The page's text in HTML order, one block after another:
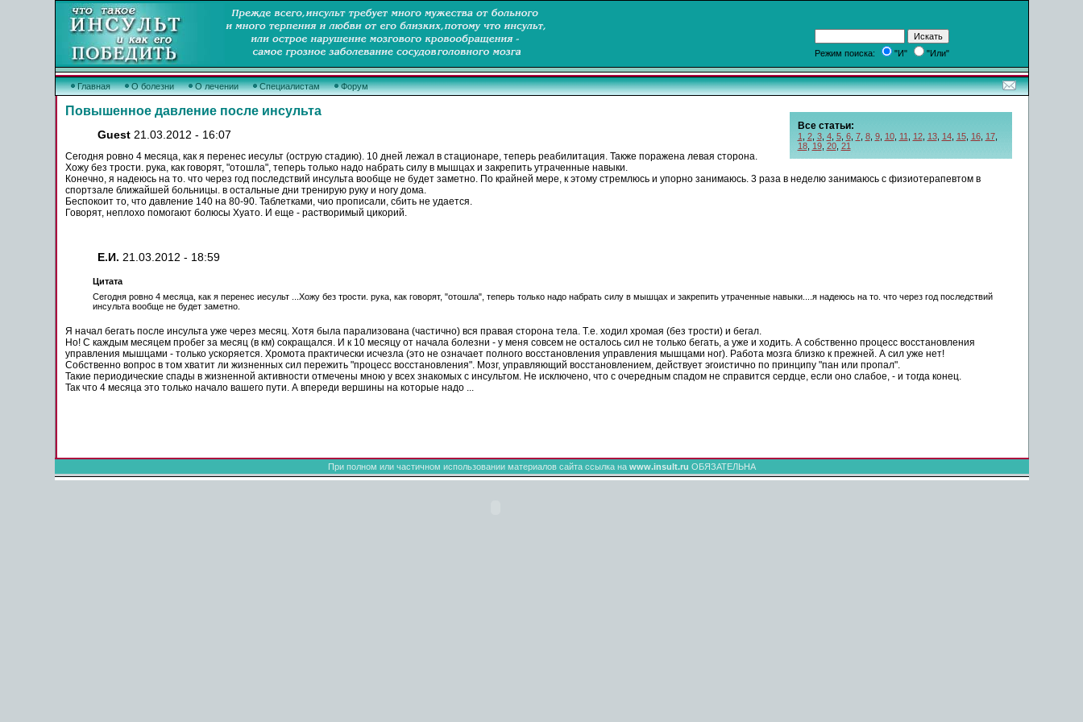
Режим поиска: "И" "Или"
Главная О болезни О лечении Специалистам Форум
Все статьи:
1 2, 3, 4, 5, 6, 7, 8, 9, 10, 11 12, 13, 14, 15, 16, 17,
18, 19, 20, 21
Повышенное давление после инсульта
Guest21.03.2012 - 16:07
Сегодня ровно 4 месяца, как я перенес иесульт (острую стадию). 10 дней лежал в стационаре, теперь реабилитация. Также поражена левая сторона.
Хожу без трости. рука, как говорят, "отошла", теперь только надо набрать силу в мышцахи закрепить утраченные навыки.
Конечно, я надеюсь на то. что через год последствий инсультавообще не будет заметно. По крайней мере, к этому стремлюсь и упорно занимаюсь. 3 раза в неделю занимаюсь с физиотерапевтом в
спортзале ближайшей больницы. в остальные дни тренирую руку и ногу дома.
Беспокоит то, что давление 140 на 80-90. Таблетками, чио прописали, сбить не удается.
Говорят, неплохо помогают болюсы Хуато. И еще - растворимый цикорий.
Е.И. 21.03.2012 - 18:59
Цитата
Сегодня ровно 4 месяца, как я перенес иесульт ...Хожу без трости. рука, как говорят, "отошла", теперь только надо набрать силу в мышцах и закрепить утраченные навыки....я надеюсь на то. что через год последствий
инсультавообще не будет заметно.
Я начал бегать после инсультауже через месяц. Хотя была парализована (частично) вся правая сторона тела. Т.е. ходил хромая (без трости) и бегал.
Но! С каждым месяцем пробег за месяц (в км) сокращался. И к 10 месяцу от начала болезни - у меня совсем не осталось сил не только бегать, а уже и ходить. А собственно процесс восстановления
управления мышцами - только ускоряется. Хромотапрактически исчезла (это не означает полного восстановления управления мышцами ног). Работа мозга близко к прежней. А сил уже нет!
Собственно вопрос в том хватит ли жизненных сил пережить "процесс восстановления". Мозг, управляющий восстановлением, действует эгоистично по принципу "пан или пропал".
Такие периодические спады в жизненной активности отмечены мною у всех знакомых с инсультом. Не исключено, что с очередным спадом не справится сердце, если оно слабое, - и тогда конец.
Так что 4 месяца это только начало вашего пути. А впереди вершины на которые надо ...
При полном или частичном использовании материалов сайта ссылка на www.insult.ru ОБЯЗАТЕЛЬНА